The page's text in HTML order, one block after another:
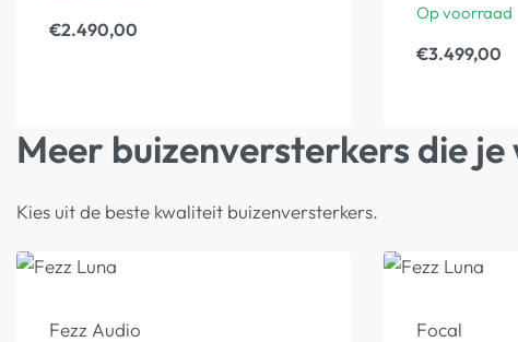
€2.490,00
Op voorraad
€3.499,00
Meer buizenversterkers die
Kies uit de beste kwaliteit buizenversterkers.
Fezz Audio Focal